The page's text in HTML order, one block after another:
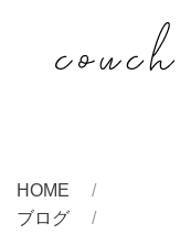
HOME
ブログ